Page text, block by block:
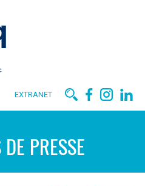
EXTRANET
PRESSE